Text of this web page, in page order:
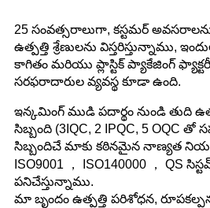
25 సంవత్సరాలుగా, కస్టమర్
ఉత్పత్తి శ్రేణులను విస్తరిస్తున్నాము,
కాగితం మరియు ప్లాస్టిక్ ప్యాకేజింగ్
సరఫరాదారుల వ్యవస్థ కూడా ఉంది.
ఇన్కమింగ్ ముడి పదార్థం నుండి తుది
సిబ్బంది (3IQC, 2 IPQC, 5 OQC
సిబ్బందిచే మాకు కఠినమైన నాణ్యత
ISO9001 ， ISO140000 ， QS
పనిచేస్తున్నాము.
మా బృందం ఉత్పత్తి పరిశోధన,